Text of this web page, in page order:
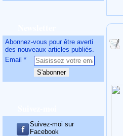
Abonnez-vous pour être averti
des nouveaux articles publiés.
Email
Suivez-moi sur
Facebook